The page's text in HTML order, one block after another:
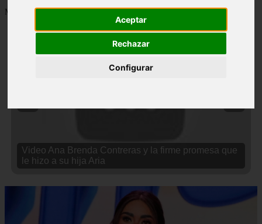
Aceptar
Rechazar
Configurar
Mostrando 1 - 24 de 2834 artículos
Video Ana Brenda Contreras y la firme promesa que
le hizo a su hija Aria